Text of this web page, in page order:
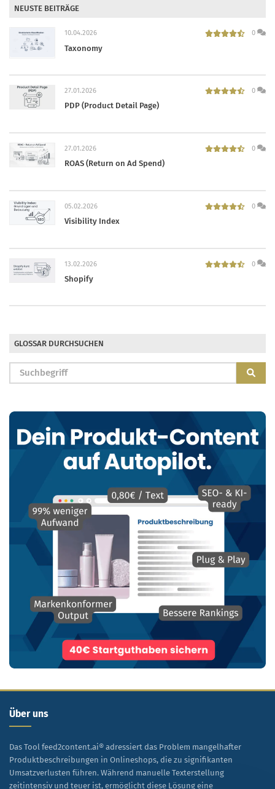
NEUSTE BEITRÄGE
10.04.2026 0
Taxonomy
27.01.2026 0
PDP (Product Detail Page)
27.01.2026 0
ROAS (Return on Ad Spend)
05.02.2026 0
Visibility Index
13.02.2026 0
Shopify
GLOSSAR DURCHSUCHEN
Über uns
Das Tool feed2content.ai® adressiert das Problem mangelhafter
Produktbeschreibungen in Onlineshops, die zu signifikanten
Umsatzverlusten führen. Während manuelle Texterstellung
zeitintensiv und teuer ist, ermöglicht diese Lösung eine